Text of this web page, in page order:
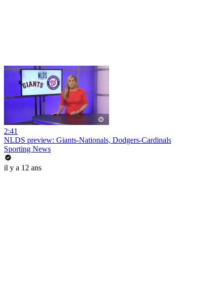
2:41
NLDS preview: Giants-Nationals, Dodgers-Cardinals
Sporting News
il y a 12 ans